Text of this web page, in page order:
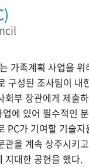
가족계획 사업을
성된 조사팀이 내
부 장관에게 제출
에 있어 필수적인
PC가 기여할 기술
을 계속 상주시키
지대한 공헌을 했다.